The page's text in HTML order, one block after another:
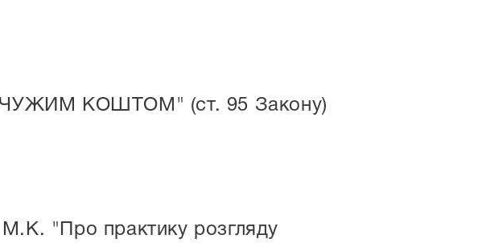
КОШТОМ" (ст. 95 Закону)
М.К. "Про практику розгляду